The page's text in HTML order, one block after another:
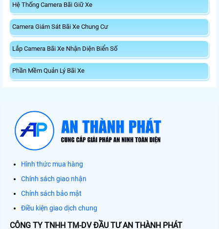
Hệ Thống Camera Bãi Giữ Xe
Camera Giám Sát Bãi Xe Chung Cư
Lắp Camera Bãi Xe Nhận Diện Biển Số
Phần Mềm Quản Lý Bãi Xe
Hình thức mua hàng
Chính sách giao nhận
Chính sách bảo mật
Điều kiện giao dịch chung
CÔNG TY TNHH TM-DV ĐẦU TƯ AN THÀNH PHÁT